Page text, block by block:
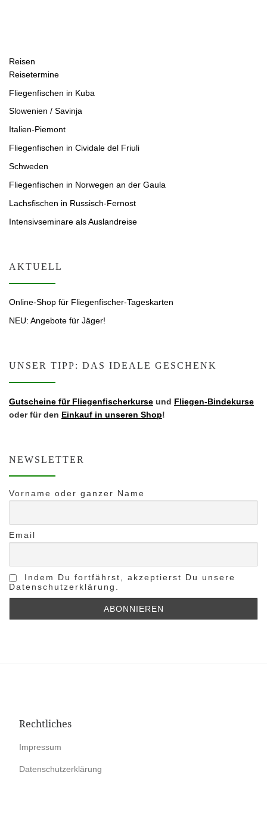
Reisen
Reisetermine
Fliegenfischen in Kuba
Slowenien / Savinja
Italien-Piemont
Fliegenfischen in Cividale del Friuli
Schweden
Fliegenfischen in Norwegen an der Gaula
Lachsfischen in Russisch-Fernost
Intensivseminare als Auslandreise
AKTUELL
Online-Shop für Fliegenfischer-Tageskarten
NEU: Angebote für Jäger!
UNSER TIPP: DAS IDEALE GESCHENK
Gutscheine für Fliegen­fis­cherkurse und Fliegen-Bindekurse
oder für den Einkauf in unseren Shop!
NEWSLETTER
Vorname oder ganzer Name
Email
Indem Du fortfährst, akzeptierst Du unsere
Datenschutzerklärung.
Rechtliches
Impres­sum
Daten­schutzerk­lärung